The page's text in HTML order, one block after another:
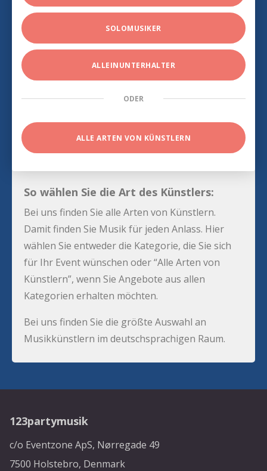
SOLOMUSIKER
ALLEINUNTERHALTER
ODER
ALLE ARTEN VON KÜNSTLERN
So wählen Sie die Art des Künstlers:
Bei uns finden Sie alle Arten von Künstlern.
Damit finden Sie Musik für jeden Anlass. Hier
wählen Sie entweder die Kategorie, die Sie sich
für Ihr Event wünschen oder “Alle Arten von
Künstlern”, wenn Sie Angebote aus allen
Kategorien erhalten möchten.
Bei uns finden Sie die größte Auswahl an
Musikkünstlern im deutschsprachigen Raum.
123partymusik
c/o Eventzone ApS, Nørregade 49
7500 Holstebro, Denmark